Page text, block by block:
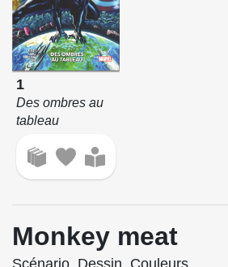
1
Des ombres au
tableau
Monkey meat
Scénario, Dessin, Couleurs